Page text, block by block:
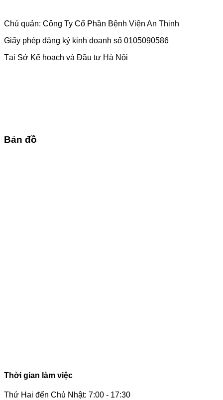
Chủ quản: Công Ty Cổ Phần Bệnh Viện An Thịnh
Giấy phép đăng ký kinh doanh số 0105090586
Tại Sở Kế hoạch và Đầu tư Hà Nội
Bản đồ
Thời gian làm việc
Thứ Hai đến Chủ Nhật: 7:00 - 17:30